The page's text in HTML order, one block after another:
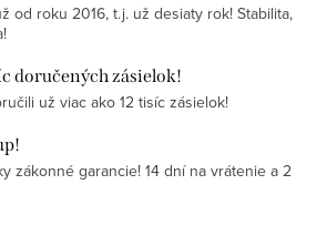
od roku 2016, t.j. už desiaty rok! Stabilita,
doručených zásielok!
už viac ako 12 tisíc zásielok!
zákonné garancie! 14 dní na vrátenie a 2